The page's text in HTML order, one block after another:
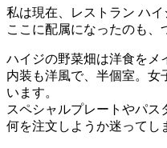
私は現在、レストラン ハイ
ここに配属になったのも、
ハイジの野菜畑は洋食をメ
内装も洋風で、半個室。女
います。
スペシャルプレートやパ
何を注文しようか迷ってし